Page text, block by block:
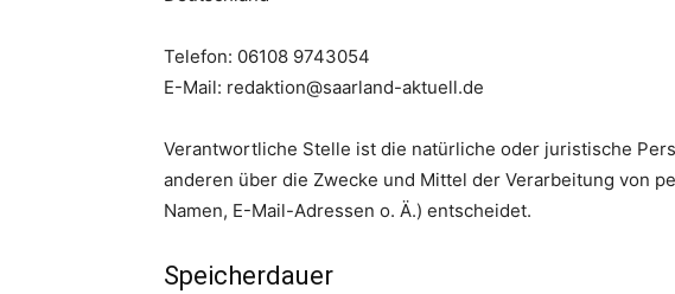
Telefon: 06108 9743054
E-Mail: redaktion@saarland-aktuell.de
Verantwortliche Stelle ist die natürliche oder juristische
anderen über die Zwecke und Mittel der Verarbeitung von
Namen, E-Mail-Adressen o. Ä.) entscheidet.
Speicherdauer